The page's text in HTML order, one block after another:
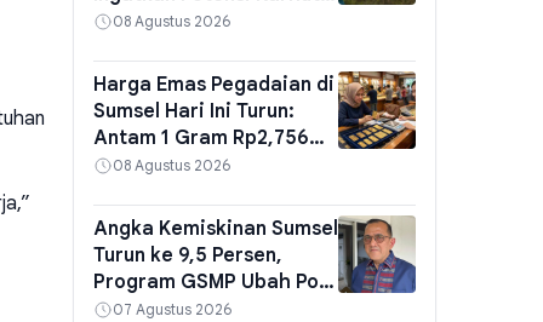
di Tengah Cuaca Cerah
08 Agustus 2026
Harga Emas Pegadaian di
Sumsel Hari Ini Turun:
Antam 1 Gram Rp2,756
Juta, Cek Juga Galeri24
08 Agustus 2026
Angka Kemiskinan Sumsel
Turun ke 9,5 Persen,
Program GSMP Ubah Pola
Pikir Warga dari
07 Agustus 2026